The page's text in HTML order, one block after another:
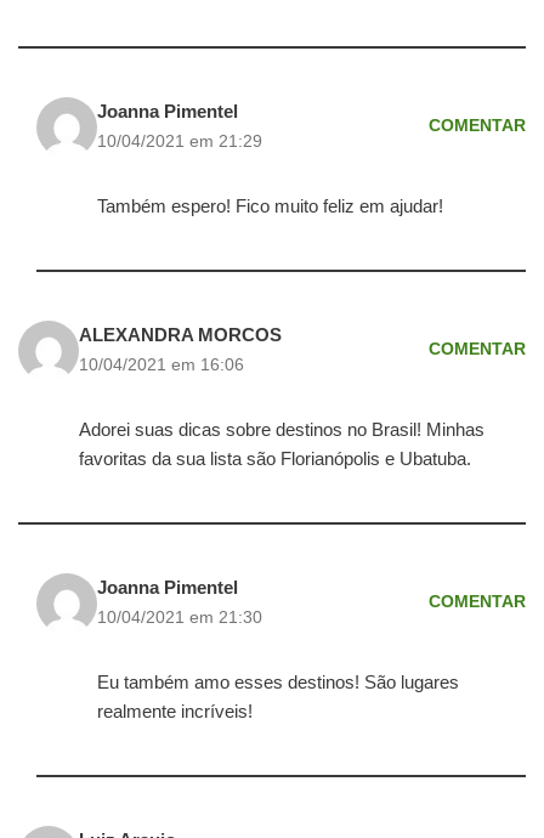
Joanna Pimentel
10/04/2021 em 21:29
COMENTAR
Também espero! Fico muito feliz em ajudar!
ALEXANDRA MORCOS
10/04/2021 em 16:06
COMENTAR
Adorei suas dicas sobre destinos no Brasil! Minhas
favoritas da sua lista são Florianópolis e Ubatuba.
Joanna Pimentel
10/04/2021 em 21:30
COMENTAR
Eu também amo esses destinos! São lugares
realmente incríveis!